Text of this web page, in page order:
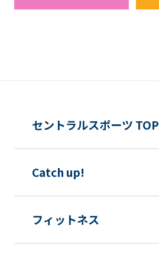
セントラルスポーツ TOP
Catch up!
フィットネス